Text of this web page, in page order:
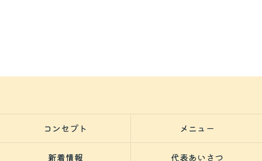
コンセプト メニュー
新着情報 代表あいさつ